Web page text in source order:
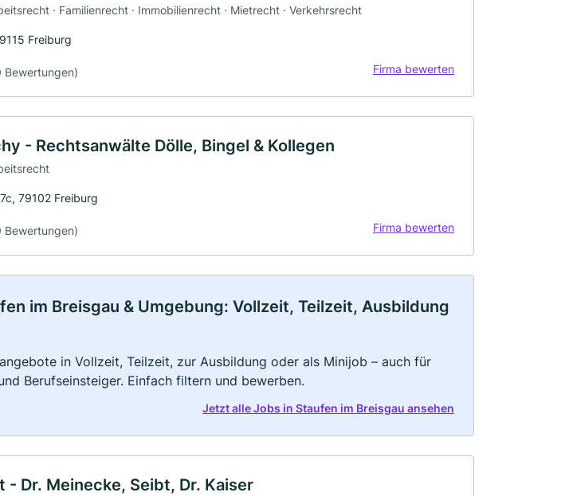
· Familienrecht · Immobilienrecht · Mietrecht · Verkehrsrecht
Freiburg
Bewertungen) Firma bewerten
- Rechtsanwälte Dölle, Bingel & Kollegen
79102 Freiburg
Bewertungen) Firma bewerten
im Breisgau & Umgebung: Vollzeit, Teilzeit, Ausbildung
in Vollzeit, Teilzeit, zur Ausbildung oder als Minijob – auch für
Berufseinsteiger. Einfach filtern und bewerben.
Jetzt alle Jobs in Staufen im Breisgau ansehen
- Dr. Meinecke, Seibt, Dr. Kaiser